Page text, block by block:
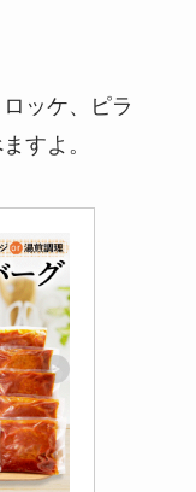
ッケ、ピラ
すよ。